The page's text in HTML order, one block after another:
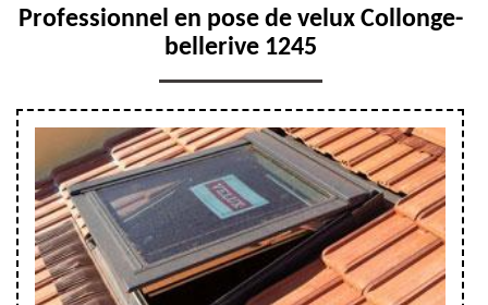
Professionnel en pose de velux Collonge-
bellerive 1245